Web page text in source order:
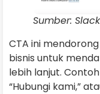
Sumber: Slack
CTA ini
bisnis untuk
lebih lanjut.
“Hubungi kami,”